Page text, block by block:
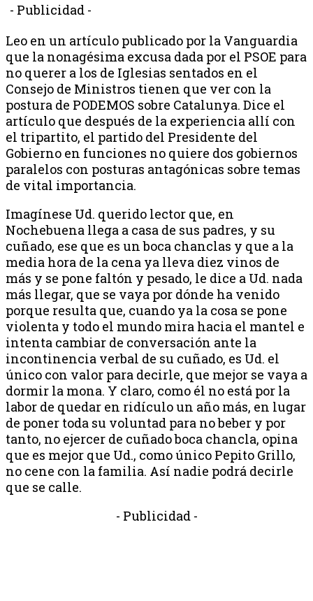
- Publicidad -
Leo en un artículo publicado por la Vanguardia
que la nonagésima excusa dada por el PSOE para
no querer a los de Iglesias sentados en el
Consejo de Ministros tienen que ver con la
postura de PODEMOS sobre Catalunya. Dice el
artículo que después de la experiencia allí con
el tripartito, el partido del Presidente del
Gobierno en funciones no quiere dos gobiernos
paralelos con posturas antagónicas sobre temas
de vital importancia.
Imagínese Ud. querido lector que, en
Nochebuena llega a casa de sus padres, y su
cuñado, ese que es un boca chanclas y que a la
media hora de la cena ya lleva diez vinos de
más y se pone faltón y pesado, le dice a Ud. nada
más llegar, que se vaya por dónde ha venido
porque resulta que, cuando ya la cosa se pone
violenta y todo el mundo mira hacia el mantel e
intenta cambiar de conversación ante la
incontinencia verbal de su cuñado, es Ud. el
único con valor para decirle, que mejor se vaya a
dormir la mona. Y claro, como él no está por la
labor de quedar en ridículo un año más, en lugar
de poner toda su voluntad para no beber y por
tanto, no ejercer de cuñado boca chancla, opina
que es mejor que Ud., como único Pepito Grillo,
no cene con la familia. Así nadie podrá decirle
que se calle.
- Publicidad -